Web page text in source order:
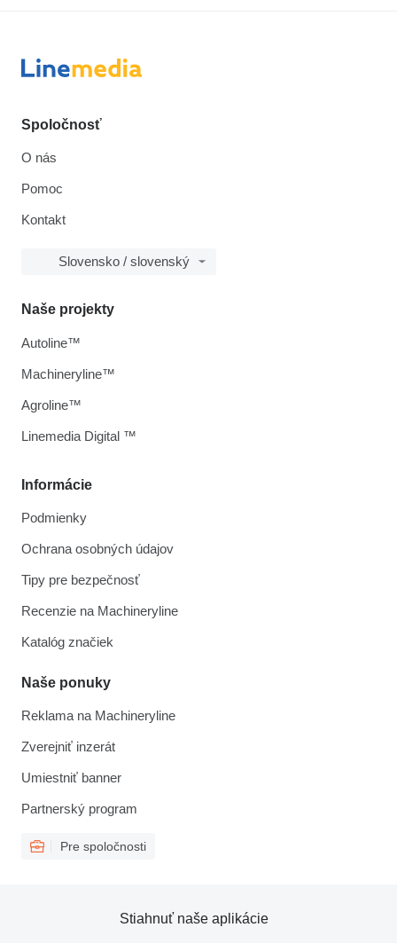
Spoločnosť
O nás
Pomoc
Kontakt
Slovensko / slovenský
Informácie
Podmienky
Ochrana osobných údajov
Tipy pre bezpečnosť
Recenzie na Machineryline
Katalóg značiek
Naše ponuky
Reklama na Machineryline
Zverejniť inzerát
Umiestniť banner
Partnerský program
Pre spoločnosti
Naše projekty
Autoline™
Machineryline™
Agroline™
Linemedia Digital ™
Stiahnuť naše aplikácie